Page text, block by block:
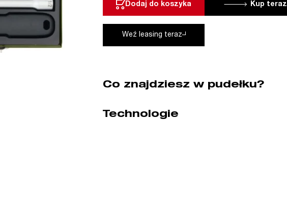
grzechotką
1/4"
56
(nr
Dodaj do koszyka Kup teraz
Weź leasing teraz
Co znajdziesz w pudełku?
Technologie